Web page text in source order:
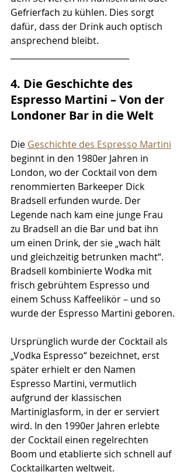
Gefrierfach zu kühlen. Dies sorgt
dafür, dass der Drink auch optisch
ansprechend bleibt.
4. Die Geschichte des
Espresso Martini – Von der
Londoner Bar in die Welt
Die Geschichte des Espresso Martini
beginnt in den 1980er Jahren in
London, wo der Cocktail von dem
renommierten Barkeeper Dick
Bradsell erfunden wurde. Der
Legende nach kam eine junge Frau
zu Bradsell an die Bar und bat ihn
um einen Drink, der sie „wach hält
und gleichzeitig betrunken macht“.
Bradsell kombinierte Wodka mit
frisch gebrühtem Espresso und
einem Schuss Kaffeelikör – und so
wurde der Espresso Martini geboren.
Ursprünglich wurde der Cocktail als
„Vodka Espresso“ bezeichnet, erst
später erhielt er den Namen
Espresso Martini, vermutlich
aufgrund der klassischen
Martiniglasform, in der er serviert
wird. In den 1990er Jahren erlebte
der Cocktail einen regelrechten
Boom und etablierte sich schnell auf
Cocktailkarten weltweit.